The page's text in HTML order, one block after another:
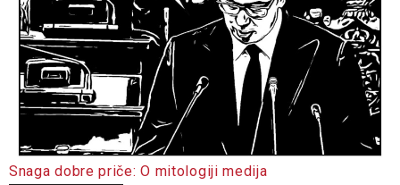
Snaga dobre priče: O mitologiji medija